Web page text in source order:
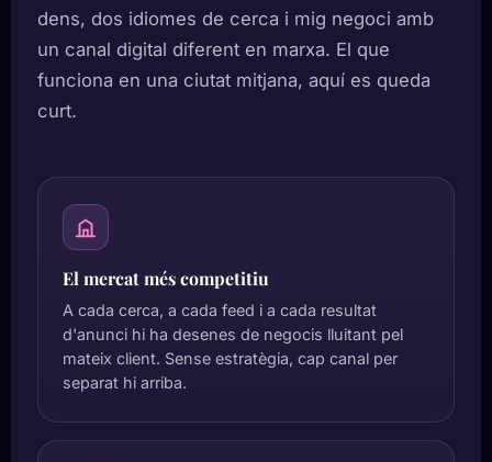
dens, dos idiomes de cerca i mig negoci amb
un canal digital diferent en marxa. El que
funciona en una ciutat mitjana, aquí es queda
curt.
El mercat més competitiu
A cada cerca, a cada feed i a cada resultat
d'anunci hi ha desenes de negocis lluitant pel
mateix client. Sense estratègia, cap canal per
separat hi arriba.